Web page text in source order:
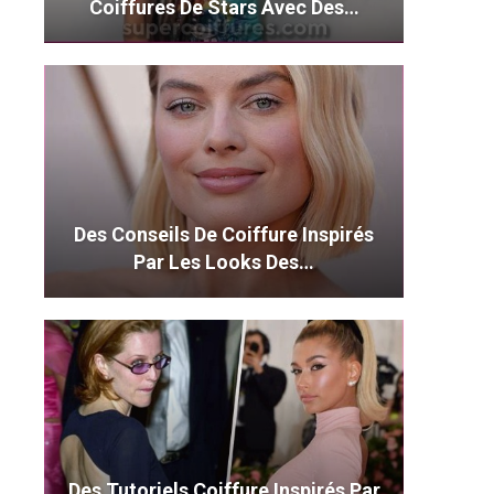
Coiffures De Stars Avec Des…
Des Conseils De Coiffure Inspirés
Par Les Looks Des…